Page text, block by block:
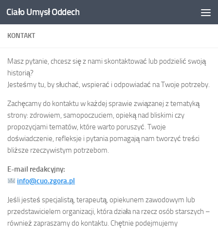
Przejdź do treści
Ciało Umysł Oddech
KONTAKT
Masz pytanie, chcesz się z nami skontaktować lub podzielić swoją
historią?
Jesteśmy tu, by słuchać, wspierać i odpowiadać na Twoje potrzeby.
Zachęcamy do kontaktu w każdej sprawie związanej z tematyką
strony: zdrowiem, samopoczuciem, opieką nad bliskimi czy
propozycjami tematów, które warto poruszyć. Twoje
doświadczenie, refleksje i pytania pomagają nam tworzyć treści
bliższe rzeczywistym potrzebom.
E-mail redakcyjny:
info@cuo.zgora.pl
Jeśli jesteś specjalistą, terapeutą, opiekunem zawodowym lub
przedstawicielem organizacji, która działa na rzecz osób starszych –
również zapraszamy do kontaktu. Chętnie podejmujemy